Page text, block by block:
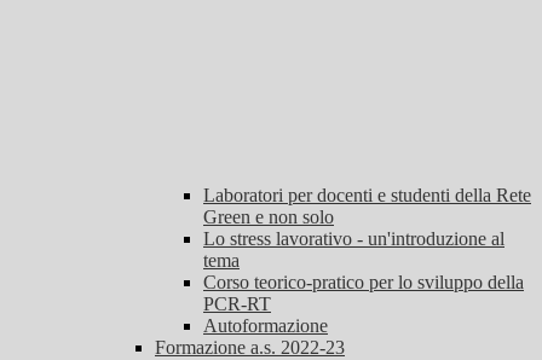
Laboratori per docenti e studenti della Rete
Green e non solo
Lo stress lavorativo - un'introduzione al
tema
Corso teorico-pratico per lo sviluppo della
PCR-RT
Autoformazione
Formazione a.s. 2022-23